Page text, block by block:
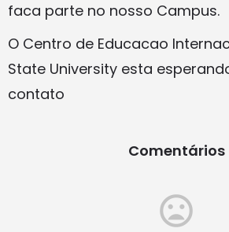
faca parte no nosso Campus.
O Centro de Educacao
State University esta
contato
Comentários